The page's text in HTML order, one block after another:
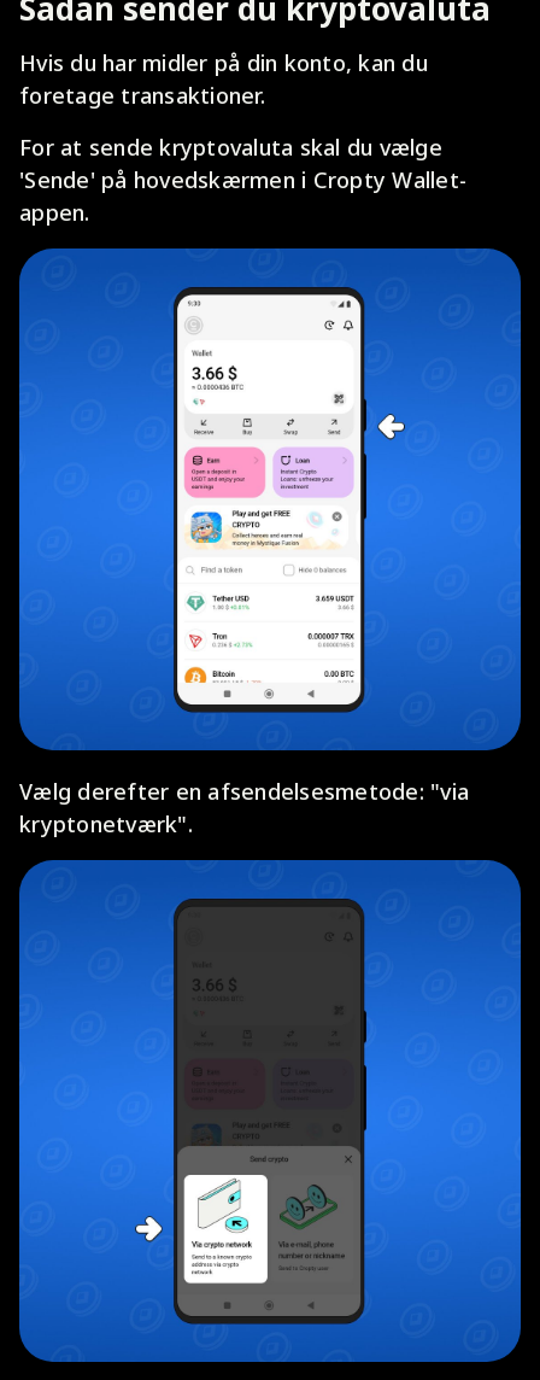
Hvis du har midler på din konto, kan du
foretage transaktioner.
For at sende kryptovaluta skal du vælge
'Sende' på hovedskærmen i Cropty Wallet-
appen.
Vælg derefter en afsendelsesmetode: "via
kryptonetværk".